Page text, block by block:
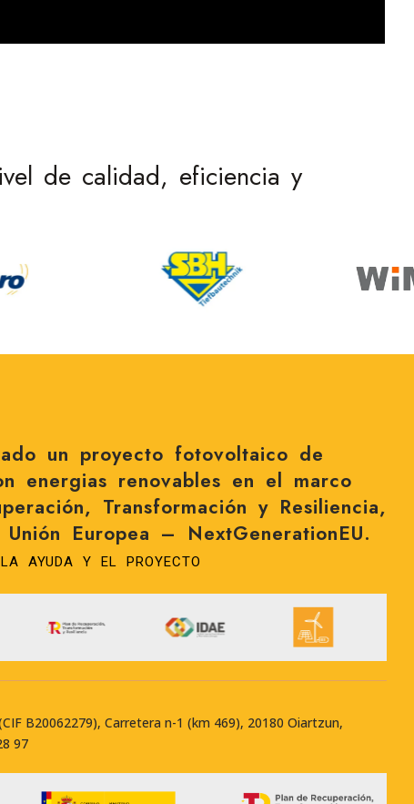
de calidad, eficiencia y
un proyecto fotovoltaico de
energias renovables en el marco
Transformación y Resiliencia,
Europea – NextGenerationEU.
AYUDA Y EL PROYECTO
B20062279), Carretera n-1 (km 469), 20180 Oiartzun,
97